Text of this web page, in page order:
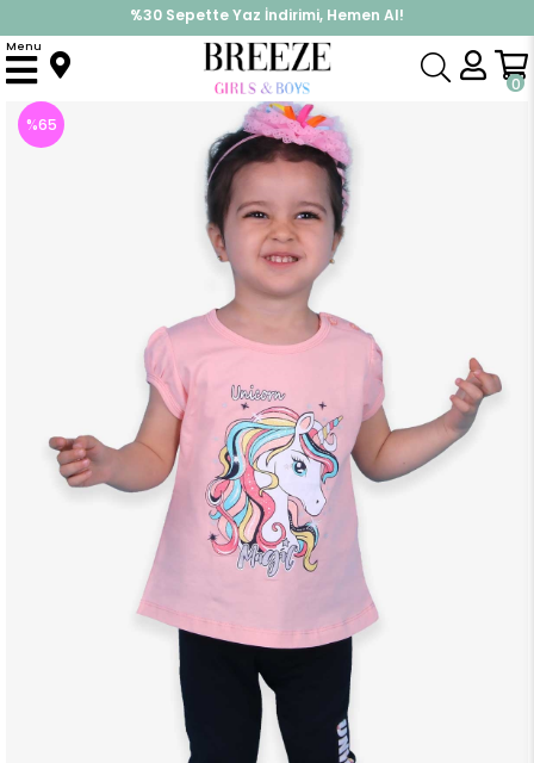
%30 Sepette Yaz İndirimi, Hemen Al!
İndirimlere ek %10 İndirimi Kap, Hemen Üye Ol!
0
Menu
Anasayfa Takımlar Tayt Takımı
%65